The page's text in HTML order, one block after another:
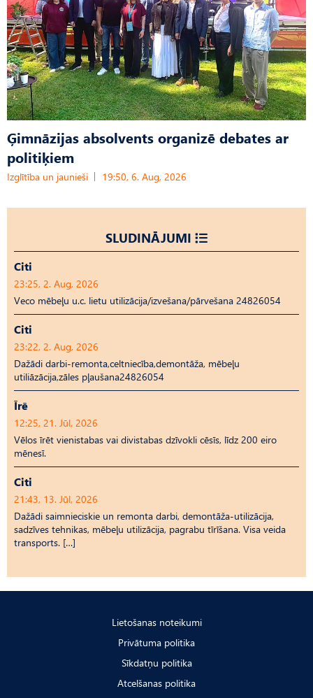
Ģimnāzijas absolvents organizē debates ar
politiķiem
Izglītība un jaunieši 19:50, 6. Aug, 2026
SLUDINĀJUMI
Citi
23:25, 2. Aug, 2026
Veco mēbeļu u.c. lietu utilizācija/izvešana/pārvešana 24826054
Citi
23:22, 2. Aug, 2026
Dažādi darbi-remonta,celtniecība,demontāža, mēbeļu
utiliāzācija,zāles pļaušana24826054
Īrē
12:25, 21. Jūl, 2026
Vēlos īrēt vienistabas vai divistabas dzīvokli cēsīs, līdz 200 eiro
mēnesī.
Citi
21:43, 13. Jūl, 2026
Dažādi saimnieciskie un remonta darbi, demontāža-utilizācija,
sadzīves tehnikas, mēbeļu utilizācija, pagrabu tīrīšana. Visa veida
transports. […]
Lietošanas noteikumi
Privātuma politika
Sīkdatņu politika
Atcelšanas politika